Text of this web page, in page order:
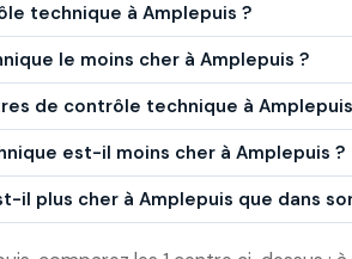
technique à Amplepuis ?
le moins cher à Amplepuis ?
de contrôle technique à
est-il moins cher à Amplepuis ?
il plus cher à Amplepuis que dans